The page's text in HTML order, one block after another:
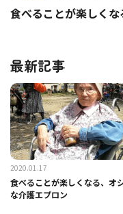
食べることが楽しく
最新記事
2020.01.17
食べることが楽しくなる、オ
な介護エプロン